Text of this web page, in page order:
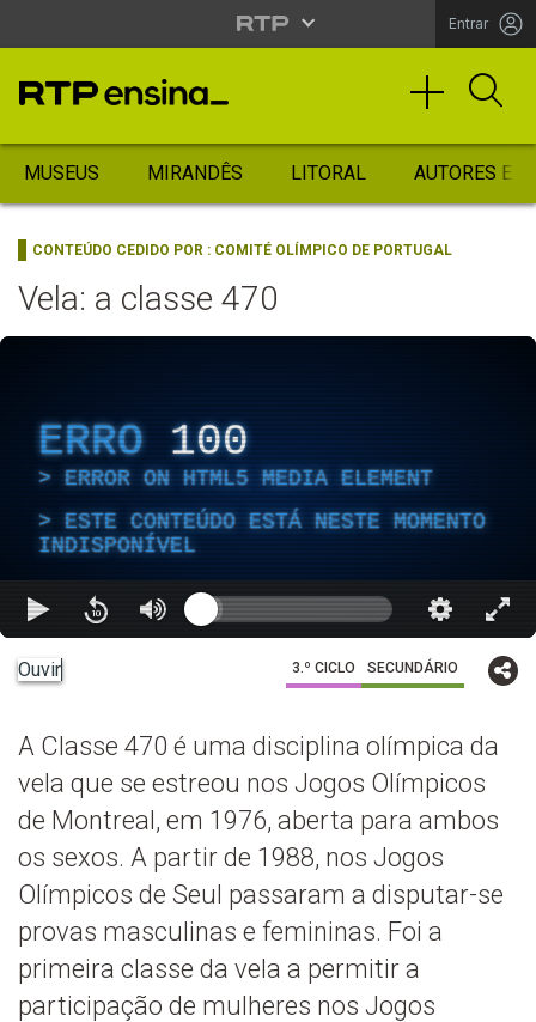
Entrar
MUSEUS MIRANDÊS LITORAL AUTORES
CONTEÚDO CEDIDO POR : COMITÉ OLÍMPICO DE PORTUGAL
Vela: a classe 470
ERRO 100
ERROR ON HTML5 MEDIA ELEMENT
ESTE CONTEÚDO ESTÁ NESTE MOMENTO
INDISPONÍVEL
Ouvir 3.º CICLO SECUNDÁRIO
A Classe 470 é uma disciplina olímpica da
vela que se estreou nos Jogos Olímpicos
de Montreal, em 1976, aberta para ambos
os sexos. A partir de 1988, nos Jogos
Olímpicos de Seul passaram a disputar-se
provas masculinas e femininas. Foi a
primeira classe da vela a permitir a
participação de mulheres nos Jogos